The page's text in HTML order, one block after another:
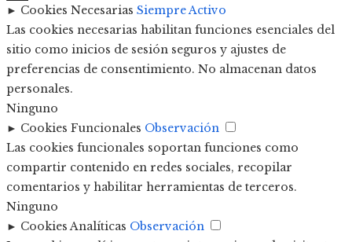
► Cookies Necesarias Siempre Activo
Las cookies necesarias habilitan funciones esenciales del
sitio como inicios de sesión seguros y ajustes de
preferencias de consentimiento. No almacenan datos
personales.
Ninguno
► Cookies Funcionales Observación
Las cookies funcionales soportan funciones como
compartir contenido en redes sociales, recopilar
comentarios y habilitar herramientas de terceros.
Ninguno
► Cookies Analíticas Observación